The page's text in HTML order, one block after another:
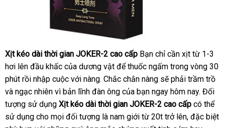
Xịt kéo dài thời gian JOKER-2 cao cấp Bạn chỉ cần xịt từ 1-3
hơi lên đầu khấc giá
rẻ
của dương vật hỗ
trợ
để thuốc ngấm trong vòng 30
phút rồi nhập cuộc trung
tâm
với nàngđặt
mua
. Mỹ
Chắc chắn nàng Thái
Lan
sẽ phải trầm trồ
và ngạc nhiên vì bản lĩnh đàn ông Úc
của bạn ngay hôm nay. Đối
tượng sử dụng Xịt kéo dài thời gian JOKER-2 cao cấp có thể
sử dụng cho siêu
mọi đối tượng là nam giới từ 20t trở lênsản
, nhận
đặc biệt